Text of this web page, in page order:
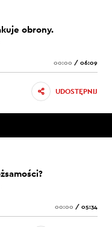
obrony.
00:00 / 06:09
UDOSTĘPNIJ
00:00 / 05:34